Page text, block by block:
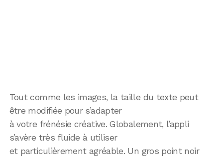
Tout comme les images, la taille du texte peut
être modifiée pour s’adapter
à votre frénésie créative. Globalement, l’appli
s’avère très fluide à utiliser
et particulièrement agréable. Un gros point noir